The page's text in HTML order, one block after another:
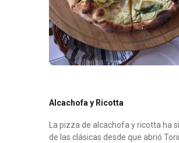
Alcachofa y Ricotta
La pizza de alcachofa y ricotta ha
de las clásicas desde que abrió